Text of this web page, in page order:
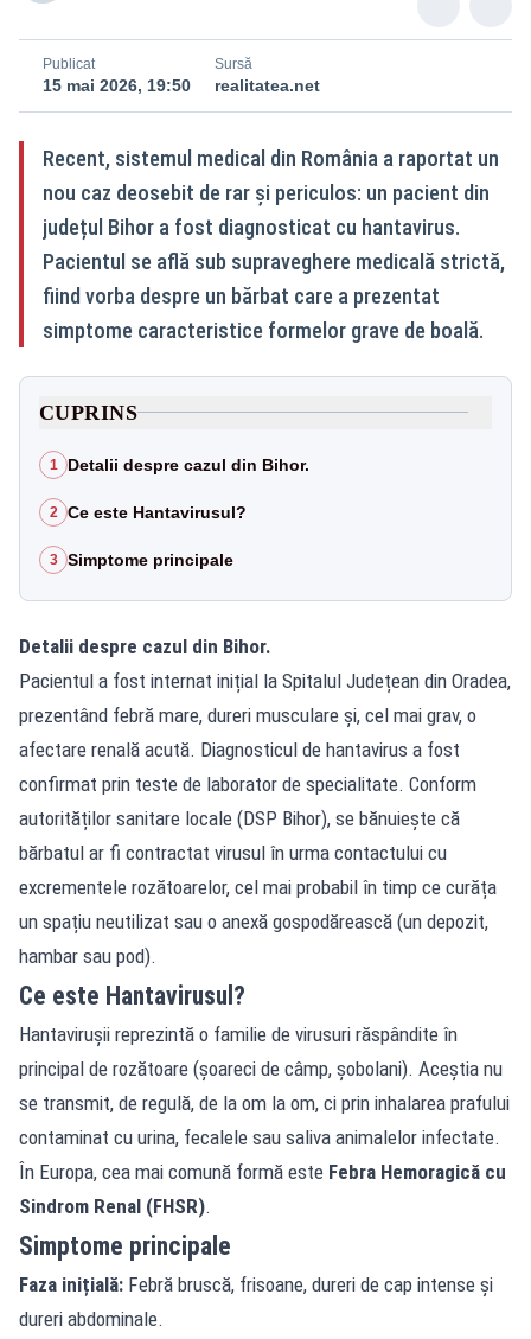
Publicat
15 mai 2026, 19:50
Sursă
realitatea.net
Recent, sistemul medical din România a raportat un
nou caz deosebit de rar și periculos: un pacient din
județul Bihor a fost diagnosticat cu hantavirus.
Pacientul se află sub supraveghere medicală strictă,
fiind vorba despre un bărbat care a prezentat
simptome caracteristice formelor grave de boală.
CUPRINS
1 Detalii despre cazul din Bihor.
2 Ce este Hantavirusul?
3 Simptome principale
Detalii despre cazul din Bihor.
Pacientul a fost internat inițial la Spitalul Județean din Oradea,
prezentând febră mare, dureri musculare și, cel mai grav, o
afectare renală acută. Diagnosticul de hantavirus a fost
confirmat prin teste de laborator de specialitate. Conform
autorităților sanitare locale (DSP Bihor), se bănuiește că
bărbatul ar fi contractat virusul în urma contactului cu
excrementele rozătoarelor, cel mai probabil în timp ce curăța
un spațiu neutilizat sau o anexă gospodărească (un depozit,
hambar sau pod).
Ce este Hantavirusul?
Hantavirușii reprezintă o familie de virusuri răspândite în
principal de rozătoare (șoareci de câmp, șobolani). Aceștia nu
se transmit, de regulă, de la om la om, ci prin inhalarea prafului
contaminat cu urina, fecalele sau saliva animalelor infectate.
În Europa, cea mai comună formă este Febra Hemoragică cu
Sindrom Renal (FHSR).
Simptome principale
Faza inițială: Febră bruscă, frisoane, dureri de cap intense și
dureri abdominale.